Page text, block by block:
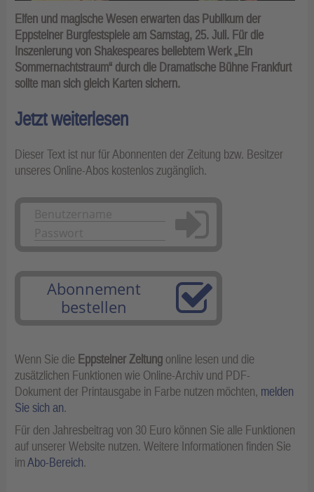
Elfen und magische Wesen erwarten das Publikum der
Eppsteiner Burgfestspiele am Samstag, 25. Juli. Für die
Inszenierung von Shakespeares beliebtem Werk „Ein
Sommernachtstraum“ durch die Dramatische Bühne Frankfurt
sollte man sich gleich Karten sichern.
Jetzt weiterlesen
Dieser Text ist nur für Abonnenten der Zeitung bzw. Besitzer
unseres Online-Abos kostenlos zugänglich.
Anmelden
Abonnement
bestellen
Wenn Sie die Eppsteiner Zeitung online lesen und die
zusätzlichen Funktionen wie Online-Archiv und PDF-
Dokument der Printausgabe in Farbe nutzen möchten, melden
Sie sich an.
Für den Jahresbeitrag von 30 Euro können Sie alle Funktionen
auf unserer Website nutzen. Weitere Informationen finden Sie
imAbo-Bereich.